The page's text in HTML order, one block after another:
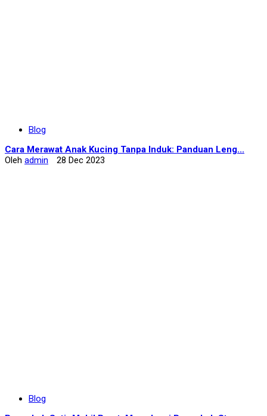
Blog
Cara Merawat Anak Kucing Tanpa Induk: Panduan Leng...
Oleh admin 28 Dec 2023
Blog